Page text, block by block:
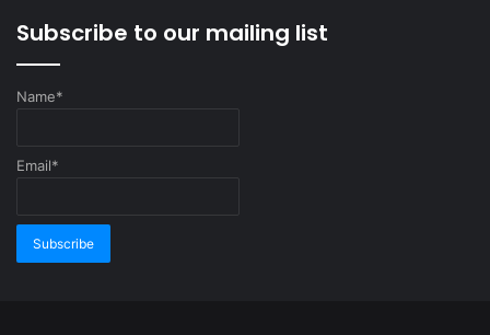
Subscribe to our mailing list
Name*
Email*